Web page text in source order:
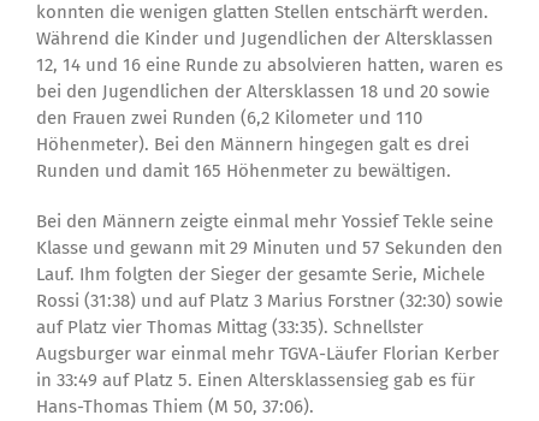
konnten die wenigen glatten Stellen entschärft werden.
Während die Kinder und Jugendlichen der Altersklassen
12, 14 und 16 eine Runde zu absolvieren hatten, waren es
bei den Jugendlichen der Altersklassen 18 und 20 sowie
den Frauen zwei Runden (6,2 Kilometer und 110
Höhenmeter). Bei den Männern hingegen galt es drei
Runden und damit 165 Höhenmeter zu bewältigen.
Bei den Männern zeigte einmal mehr Yossief Tekle seine
Klasse und gewann mit 29 Minuten und 57 Sekunden den
Lauf. Ihm folgten der Sieger der gesamte Serie, Michele
Rossi (31:38) und auf Platz 3 Marius Forstner (32:30) sowie
auf Platz vier Thomas Mittag (33:35). Schnellster
Augsburger war einmal mehr TGVA-Läufer Florian Kerber
in 33:49 auf Platz 5. Einen Altersklassensieg gab es für
Hans-Thomas Thiem (M 50, 37:06).